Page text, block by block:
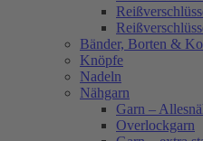
Bänder, Borten &
Knöpfe
Nadeln
Nähgarn
Garn –
Overlockgarn